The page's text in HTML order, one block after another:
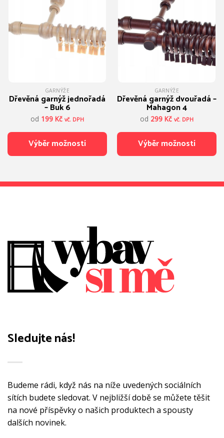
variant.
Možnosti
lze
vybrat
na
stránce
variant.
Možnosti
lze
vybrat
na
stránce
produktu
GARNÝŽE
Dřevěná garnýž jednořadá
– Buk 6
od 199 Kč vč. DPH
Výběr možností
má
na
stránce
produktu
GARNÝŽE
Dřevěná garnýž dvouřadá –
Mahagon 4
od 299 Kč vč. DPH
Výběr možností
má
produktu
Sledujte nás!
Budeme rádi, když nás na níže uvedených sociálních
sítích budete sledovat. V nejbližší době se můžete těšit
na nové příspěvky o našich produktech a spousty
dalších novinek.